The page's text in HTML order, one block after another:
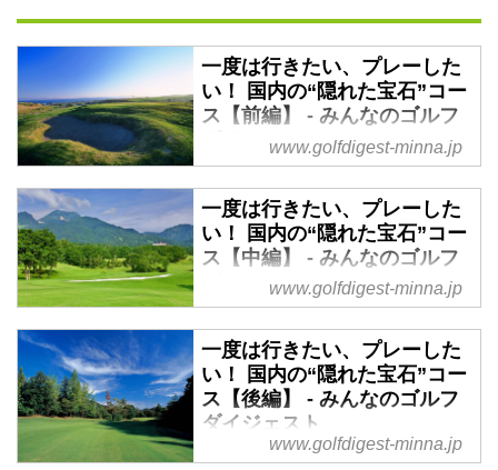
一度は行きたい、プレーした
い！ 国内の“隠れた宝石”コー
ス【前編】 - みんなのゴルフ
ダイジェスト
ダイジェスト」では、国内外で数
多くのコースを取材してきた、ゴ
ルフダイジェスト特別編集委員・
吉川丈雄(通称：ジョー)が日本国
内の2000カ所以上あるコースの
中から、名門と呼ばれるコース
や、トーナメントコースのような
知名度はないが、全国には足を運
ぶ価値のある名コースを“隠れた
宝石コース”として紹介してい
る。みんなのゴルフダイジェスト
www.golfdigest-minna.jp
一度は行きたい、プレーした
い！ 国内の“隠れた宝石”コー
ス【中編】 - みんなのゴルフ
ダイジェスト
ダイジェスト」では、国内外で数
多くのコースを取材してきた、ゴ
ルフダイジェスト特別編集委員・
吉川丈雄(通称：ジョー)が日本国
内の2000カ所以上あるコースの
www.golfdigest-minna.jp
一度は行きたい、プレーした
い！ 国内の“隠れた宝石”コー
ス【後編】 - みんなのゴルフ
ダイジェスト
2024年7月23日号の「週刊ゴルフ
www.golfdigest-minna.jp